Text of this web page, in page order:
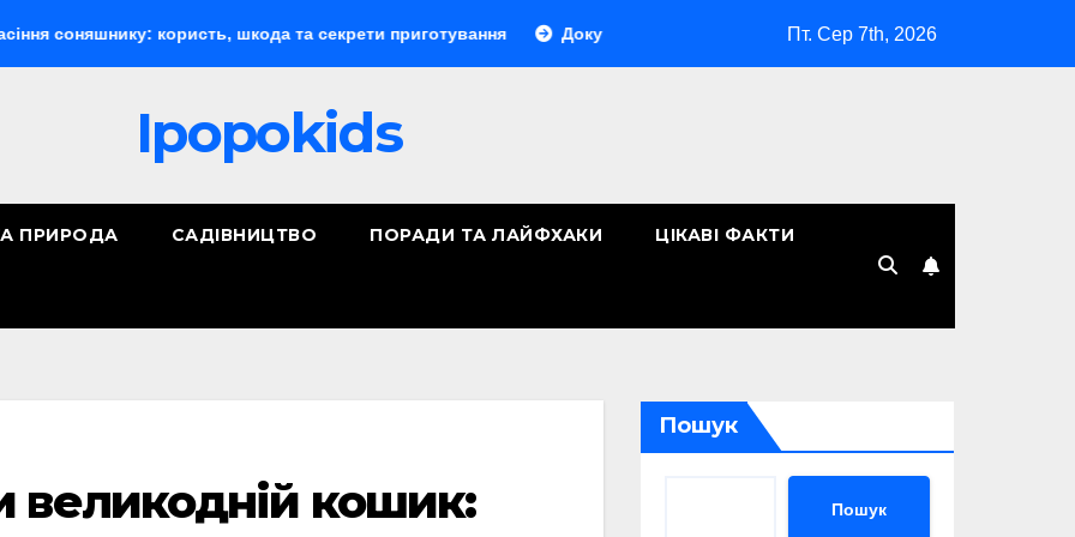
користь, шкода та секрети приготування Документообіг у компанії: як організувати ефективну систему
Пт. Сер 7th, 2026
Ipopokids
ПРИРОДА САДІВНИЦТВО ПОРАДИ ТА ЛАЙФХАКИ ЦІКАВІ ФАКТИ
великодній кошик:
Пошук
Пошук